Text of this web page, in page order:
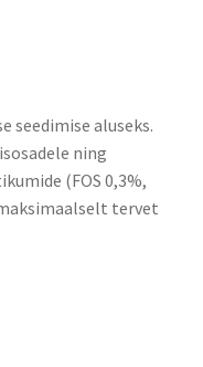
seedimise aluseks.
ning
(FOS 0,3%,
tervet